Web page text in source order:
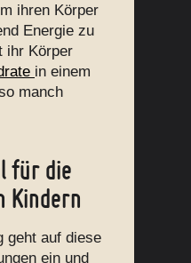
ihren Körper
Energie zu
ihr Körper
in einem
manch
für die
Kindern
geht auf diese
ein und